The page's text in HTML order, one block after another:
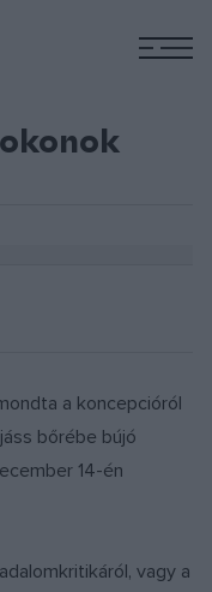
a koncepcióról
bőrébe bújó
14-én
vagy a